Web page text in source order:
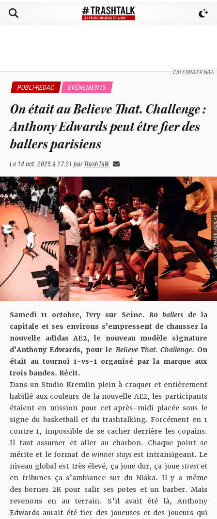
CALENDRIER NBA
PUBLI-REDAC ÉVÉNEMENTS
On était au Believe That. Challenge :
Anthony Edwards peut être fier des
ballers parisiens
Le 14 oct. 2025 à 17:21 par TrashTalk
SOURCE
Samedi 11 octobre, Ivry-sur-Seine. 80ballers de la
capitale et ses environs s’empressent de chausser la
nouvelle adidas AE2, le nouveau modèle signature
d’Anthony Edwards, pour le Believe That. Challenge. On
était au tournoi 1-vs-1 organisé par la marque aux
trois bandes. Récit.
Dans un Studio Kremlin plein à craquer et entièrement
habillé aux couleurs de la nouvelle AE2, les participants
étaient en mission pour cet après-midi placée sous le
signe du basketball et du trashtalking. Forcément en 1
contre 1, impossible de se cacher derrière les copains.
Il faut assumer et aller au charbon. Chaque point se
mérite et le format dewinner stays est intransigeant. Le
niveau global est très élevé, ça joue dur, ça joue street et
en tribunes ça s’ambiance sur du Niska. Il y a même
des bornes 2K pour salir ses potes et un barber. Mais
revenons en au terrain. S’il avait été là, Anthony
Edwards aurait été fier des joueuses et des joueurs qui